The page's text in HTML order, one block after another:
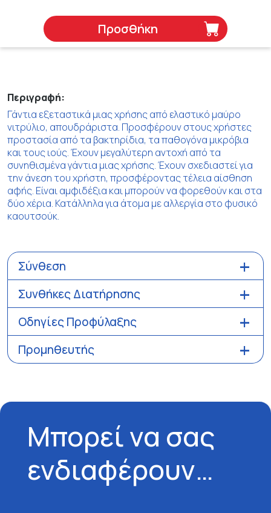
Προσθήκη
Περιγραφή:
Γάντια εξεταστικά μιας χρήσης από ελαστικό μαύρο
νιτρύλιο, απουδράριστα. Προσφέρουν στους χρήστες
προστασία από τα βακτηρίδια, τα παθογόνα μικρόβια
και τους ιούς. Έχουν μεγαλύτερη αντοχή από τα
συνηθισμένα γάντια μιας χρήσης. Έχουν σχεδιαστεί για
την άνεση του χρήστη, προσφέροντας τέλεια αίσθηση
αφής. Είναι αμφιδέξια και μπορούν να φορεθούν και στα
δύο χέρια. Κατάλληλα για άτομα με αλλεργία στο φυσικό
καουτσούκ.
Σύνθεση
Συνθήκες Διατήρησης
Οδηγίες Προφύλαξης
Προμηθευτής
Μπορεί να σας
ενδιαφέρουν…